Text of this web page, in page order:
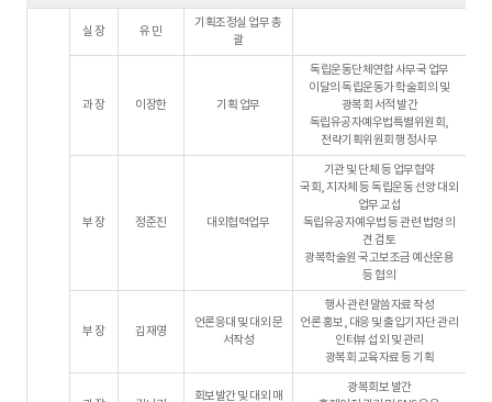
실 장 유 민
기획조정실 업무 총
괄
과 장 이장한 기획 업무
독립운동단체연합 사무국 업무
이달의 독립운동가 학술회의 및
광복회 서적 발간
독립유공자예우법특별위원회,
전략기획위원회 행정사무
부 장 정준진 대외협력업무
기관 및 단체 등 업무협약
국회, 지자체 등 독립운동 선양 대외
업무 교섭
독립유공자예우법 등 관련 법령 의
견 검토
광복학술원 국고보조금 예산운용
등 협의
부 장 김재영
언론응대 및 대외 문
서작성
행사 관련 말씀자료 작성
언론 홍보, 대응 및 출입기자단 관리
인터뷰 섭외 및 관리
광복회 교육자료 등 기획
회보발간 및 대외 매
광복회보 발간